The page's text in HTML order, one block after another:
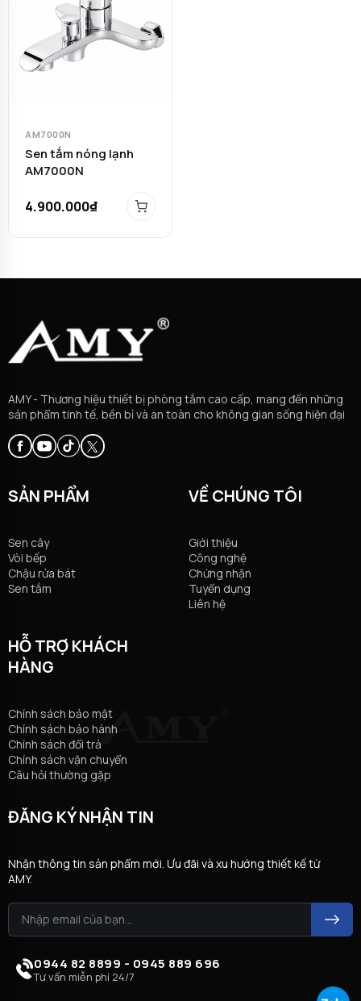
AM7000N
Sen tắm nóng lạnh
AM7000N
4.900.000₫
AMY - Thương hiệu thiết bị phòng tắm cao cấp, mang đến những
sản phẩm tinh tế, bền bỉ và an toàn cho không gian sống hiện đại
SẢN PHẨM
Sen cây
Vòi bếp
Chậu rửa bát
Sen tắm
VỀ CHÚNG TÔI
Giới thiệu
Công nghệ
Chứng nhận
Tuyển dụng
Liên hệ
HỖ TRỢ KHÁCH
HÀNG
Chính sách bảo mật
Chính sách bảo hành
Chính sách đổi trả
Chính sách vận chuyển
Câu hỏi thường gặp
ĐĂNG KÝ NHẬN TIN
Nhận thông tin sản phẩm mới. Ưu đãi và xu hướng thiết kế từ
AMY.
0944 82 8899 - 0945 889 696
Tư vấn miễn phí 24/7